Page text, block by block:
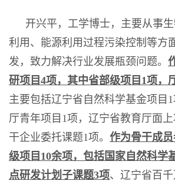
开兴平，工学博士，主要从事
利用、能源利用过程污染控制等方
发，致力解决行业发展瓶颈问题。
研项目 4项，其中省部级项目 1项，
主要包括辽宁省自然科学基金项目 1
厅青年项目 1项，辽宁省教育厅面上
干企业委托课题1项。 作为骨干成
级项目 10余项，包括国家自然科学
点研发计划子课题3项、辽宁省百